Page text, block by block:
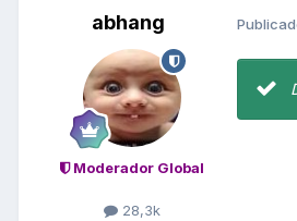
abhang
Moderador Global
28,3k